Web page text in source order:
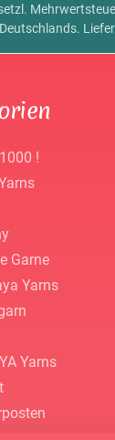
!
Garne
Yarns
Yarns